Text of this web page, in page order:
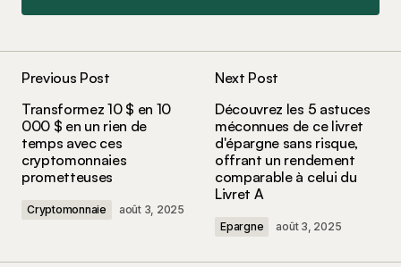
Add a comment
champs obligatoires sont indiqués avec*
Comment*
Previous Post
Transformez 10 $ en 10
000 $ en un rien de
temps avec ces
cryptomonnaies
prometteuses
Cryptomonnaie août 3, 2025
Next Post
Découvrez les 5 astuces
méconnues de ce livret
d'épargne sans risque,
offrant un rendement
comparable à celui du
Livret A
Epargne août 3, 2025